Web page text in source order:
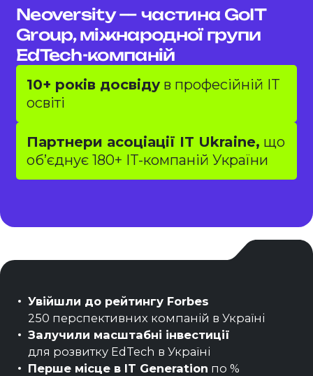
Neoversity — частина GoIT
Group, міжнародної групи
EdTech-компаній
10+ років досвідув професійній IT
освіті
Партнери асоціації IT Ukraine, що
обʼєднує 180+ IT-компаній України
Увійшли до рейтингу Forbes
250 перспективних компаній в Україні
Залучили масштабні інвестиції
для розвитку EdTech в Україні
Перше місце в IT Generation по %